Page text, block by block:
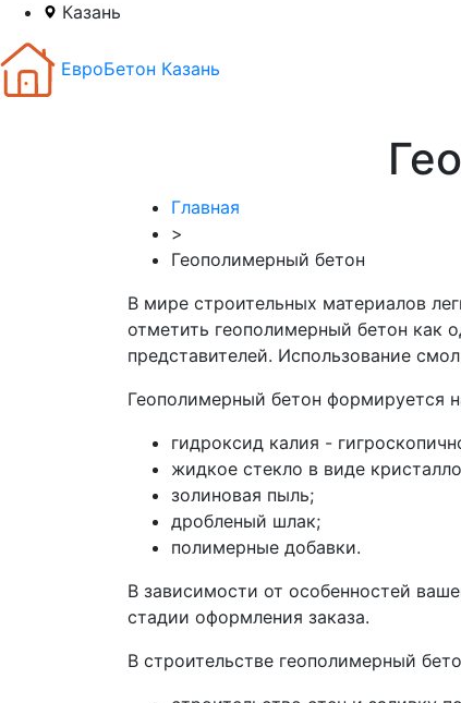
Казань
ЕвроБетон Казань
Главная
>
Геополимерный бетон
В мире строительных материалов
отметить геополимерный бетон как
представителей. Использование
Геополимерный бетон формируется
гидроксид калия -
жидкое стекло в виде
золиновая пыль;
дробленый шлак;
полимерные добавки.
В зависимости от особенностей
стадии оформления заказа.
В строительстве геополимерный